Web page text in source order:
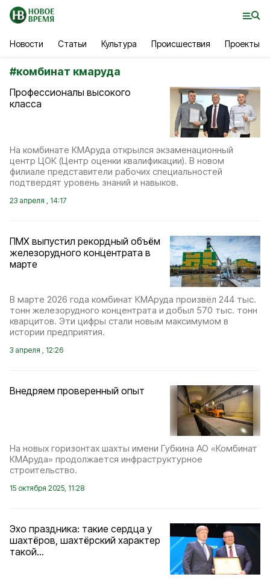
Новости Статьи Культура Происшествия Проекты
#комбинат кмаруда
Профессионалы высокого
класса
На комбинате КМАруда открылся экзаменационный
центр ЦОК (Центр оценки квалификации). В новом
филиале представители рабочих специальностей
подтвердят уровень знаний и навыков.
23 апреля , 14:17
ПМХ выпустил рекордный объём
железорудного концентрата в
марте
В марте 2026 года комбинат КМАруда произвёл 244 тыс.
тонн железорудного концентрата и добыл 570 тыс. тонн
кварцитов. Эти цифры стали новым максимумом в
истории предприятия.
3 апреля , 12:26
Внедряем проверенный опыт
На новых горизонтах шахты имени Губкина АО «Комбинат
КМАруда» продолжается инфраструктурное
строительство.
15 октября 2025, 11:28
Эхо праздника: такие сердца у
шахтёров, шахтёрский характер
такой...